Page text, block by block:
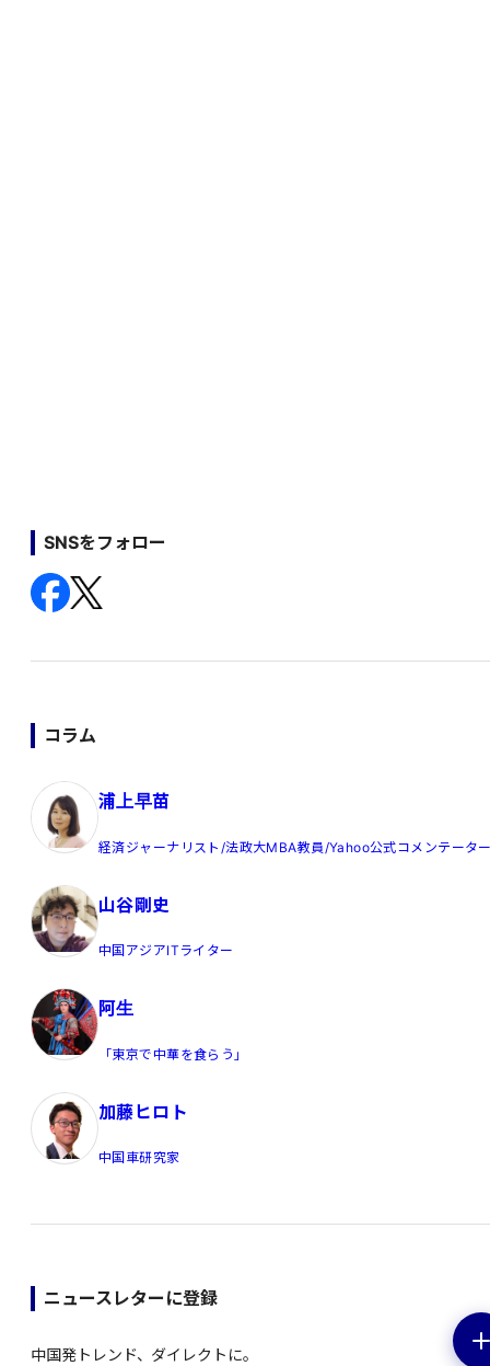
SNSをフォロー
コラム
浦上早苗
経済ジャーナリスト/法政大MBA教員/Yahoo公式コメンテータ
山谷剛史
中国アジアITライター
阿生
「東京で中華を食らう」
加藤ヒロト
中国車研究家
ニュースレターに登録
中国発トレンド、ダイレクトに。